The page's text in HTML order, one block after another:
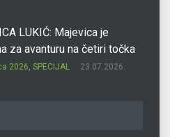
LUKIĆ: Majevica je
za avanturu na četiri točka
2026, SPECIJAL 23.07.2026.